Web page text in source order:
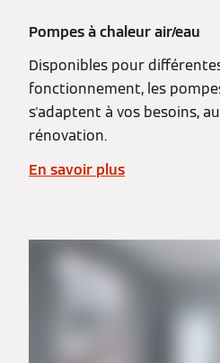
Pompes à chaleur air/eau
Disponibles pour
fonctionnement, les
s'adaptent à vos besoins,
rénovation.
En savoir plus